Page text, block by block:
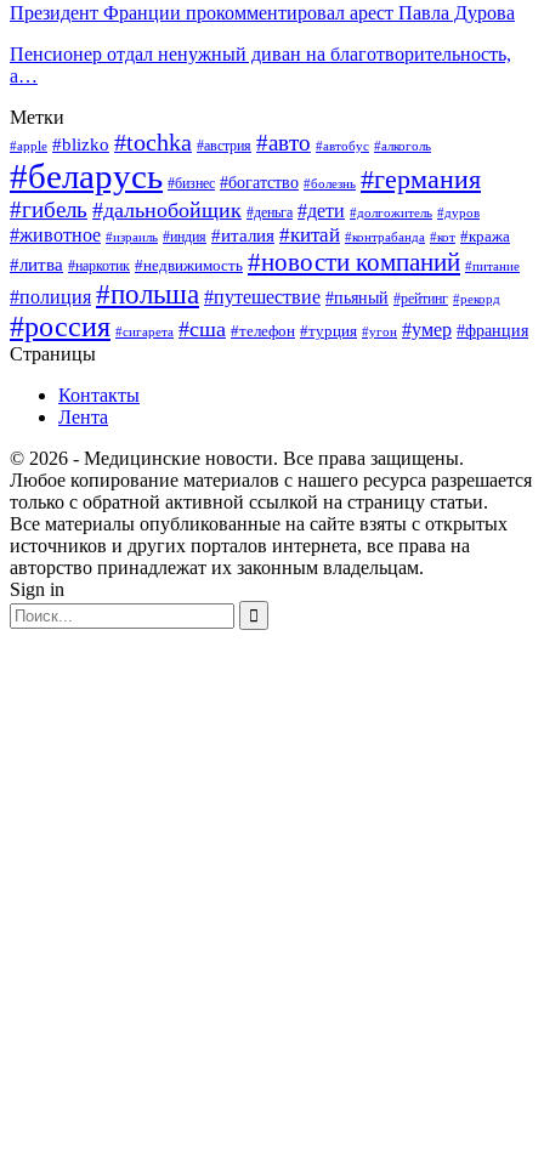
Президент Франции прокомментировал арест Павла Дурова
Пенсионер отдал ненужный диван на благотворительность,
а…
Метки
#apple #blizko #tochka #австрия #авто #автобус #алкоголь
#беларусь #бизнес #богатство #болезнь #германия
#гибель #дальнобойщик #деньга #дети #долгожитель #дуров
#животное #израиль #индия #италия #китай #контрабанда #кот #кража
#литва #наркотик #недвижимость #новости компаний #питание
#полиция #польша #путешествие #пьяный #рейтинг #рекорд
#россия #сигарета #сша #телефон #турция #угон #умер #франция
Страницы
Контакты
Лента
© 2026 - Медицинские новости. Все права защищены.
Любое копирование материалов с нашего ресурса разрешается
только с обратной активной ссылкой на страницу статьи.
Все материалы опубликованные на сайте взяты с открытых
источников и других порталов интернета, все права на
авторство принадлежат их законным владельцам.
Sign in